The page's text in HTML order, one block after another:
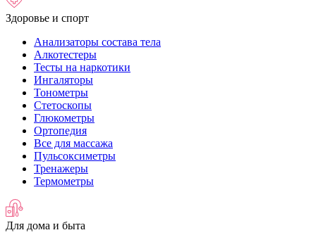
Здоровье и спорт
Анализаторы состава тела
Алкотестеры
Тесты на наркотики
Ингаляторы
Тонометры
Стетоскопы
Глюкометры
Ортопедия
Все для массажа
Пульсоксиметры
Тренажеры
Термометры
Для дома и быта